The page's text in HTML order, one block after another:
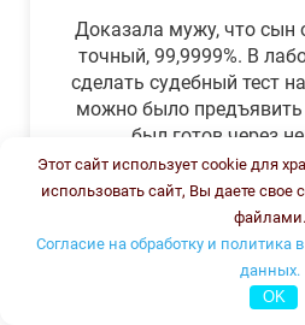
Доказала мужу, что сын
точный, 99,9999%. В
сделать судебный тест
можно было предъявить
был готов через
обещали.Теперь муж
Этот сайт использует cookie для
использовать сайт, Вы даете свое
файлами.
Согласие на обработку и
данных.
OK